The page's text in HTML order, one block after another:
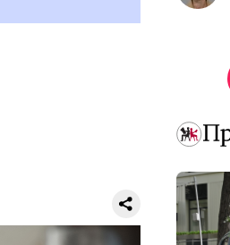
мечты.
кто сегодня